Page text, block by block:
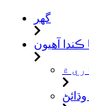
گهر
ڪندا آهيون
۾